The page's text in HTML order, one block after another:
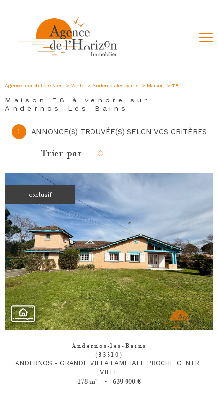
Agence immobilière Arès Vente Andernos les bains Maison T8
Maison T8 à vendre sur
Andernos-Les-Bains
1 ANNONCE(S) TROUVÉE(S) SELON VOS CRITÈRES
Trier par
exclusif
Andernos-les-Bains
(33510)
ANDERNOS - GRANDE VILLA FAMILIALE PROCHE CENTRE
VILLE
178 m² - 639 000 €